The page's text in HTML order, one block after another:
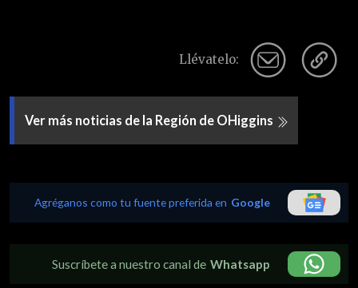
Llévatelo:
Ver más noticias de la Región de OHiggins
Agréganos como tu fuente preferida en Google
Suscríbete a nuestro canal de Whatsapp